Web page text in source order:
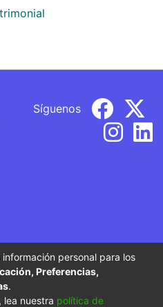
Síguenos
Institución de Educación
a inspección y vigilancia
personal para los
Preferencias,
.
lea nuestra política de